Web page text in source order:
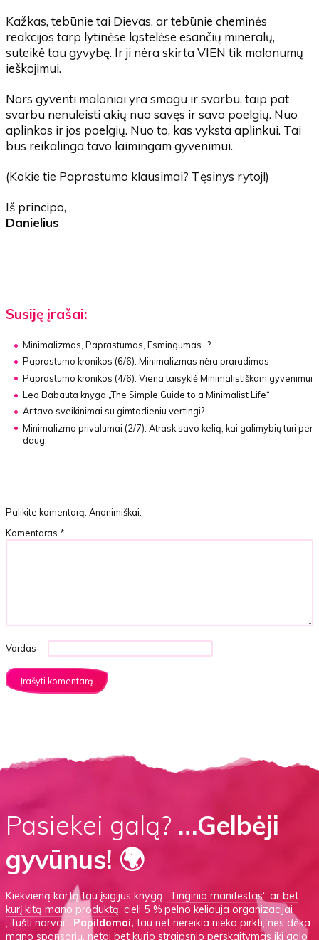
Kažkas, tebūnie tai Dievas, ar tebūnie cheminės
reakcijos tarp lytinėse ląstelėse esančių mineralų,
suteikė tau gyvybę. Ir ji nėra skirta VIEN tik malonumų
ieškojimui.
Nors gyventi maloniai yra smagu ir svarbu, taip pat
svarbu nenuleisti akių nuo savęs ir savo poelgių. Nuo
aplinkos ir jos poelgių. Nuo to, kas vyksta aplinkui. Tai
bus reikalinga tavo laimingam gyvenimui.
(Kokie tie Paprastumo klausimai? Tęsinys rytoj!)
Iš principo,
Danielius
Susiję įrašai:
Minimalizmas, Paprastumas, Esmingumas…?
Paprastumo kronikos (6/6): Minimalizmas nėra praradimas
Paprastumo kronikos (4/6): Viena taisyklė Minimalistiškam gyvenimui
Leo Babauta knyga „The Simple Guide to a Minimalist Life“
Ar tavo sveikinimai su gimtadieniu vertingi?
Minimalizmo privalumai (2/7): Atrask savo kelią, kai galimybių turi per
daug
Palikite komentarą. Anonimiškai.
Komentaras *
Vardas
Pasiekei galą? …Gelbėji
gyvūnus! 🌍
Kiekvieną kartą tau įsigijus knygą „Tinginio manifestas“ arbet
kurį kitą mano produktą , cieli 5 % pelno keliauja organizacijai
„Tušti narvai“. Papildomai, tau net nereikia nieko pirkti, nes dėka
mano sponsorių, netgi bet kurio straipsnio perskaitymas iki galo